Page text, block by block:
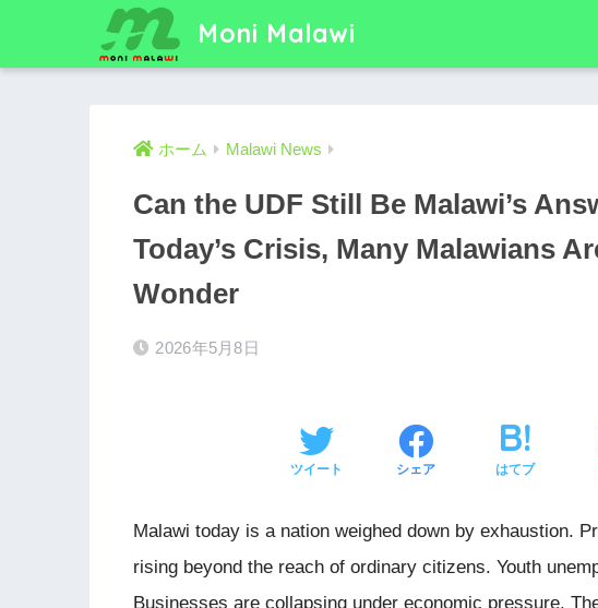
Moni Malawi
ホーム Malawi News
Can the UDF Still Be Malawi’s
Today’s Crisis, Many Malawians
Wonder
2026年5月8日
ツイート シェア はてブ
Malawi today is a nation weighed down by exhaustion.
rising beyond the reach of ordinary citizens. Youth
Businesses are collapsing under economic pressure.